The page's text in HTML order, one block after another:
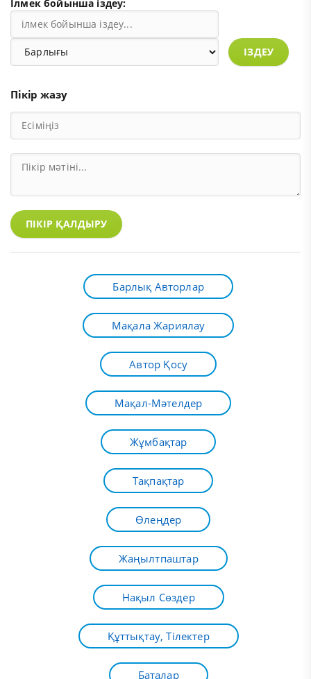
Ілмек бойынша іздеу:
ІЗДЕУ
Пікір жазу
ПІКІР ҚАЛДЫРУ
Барлық Авторлар
Мақала Жариялау
Автор Қосу
Мақал-Мәтелдер
Жұмбақтар
Тақпақтар
Өлеңдер
Жаңылтпаштар
Нақыл Сөздер
Құттықтау, Тілектер
Баталар